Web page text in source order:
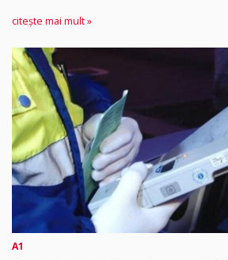
citește mai mult »
A1